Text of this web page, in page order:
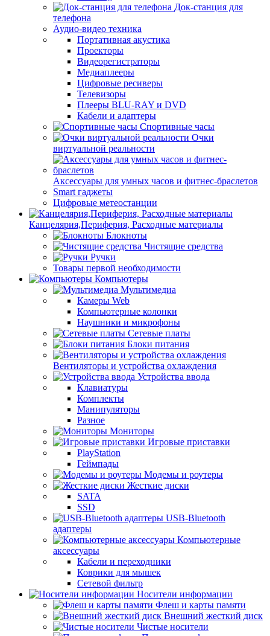
Док-станция для
телефона
Аудио-видео техника
Портативная акустика
Проекторы
Видеорегистраторы
Медиаплееры
Цифровые ресиверы
Телевизоры
Плееры BLU-RAY и DVD
Кабели и адаптеры
Спортивные часы
Очки
виртуальной реальности
Аксессуары для умных часов и фитнес-браслетов
Smart гаджеты
Цифровые метеостанции
Канцелярия,Периферия, Расходные материалы
Блокноты
Чистящие средства
Ручки
Товары первой необходимости
Компьютеры
Мультимедиа
Камеры Web
Компьютерные колонки
Наушники и микрофоны
Сетевые платы
Блоки питания
Вентиляторы и устройства охлаждения
Устройства ввода
Клавиатуры
Комплекты
Манипуляторы
Разное
Мониторы
Игровые приставки
PlayStation
Геймпады
Модемы и роутеры
Жесткие диски
SATA
SSD
USB-Bluetooth
адаптеры
Компьютерные
аксессуары
Кабели и переходники
Коврики для мышек
Сетевой фильтр
Носители информации
Флеш и карты памяти
Внешний жесткий диск
Чистые носители